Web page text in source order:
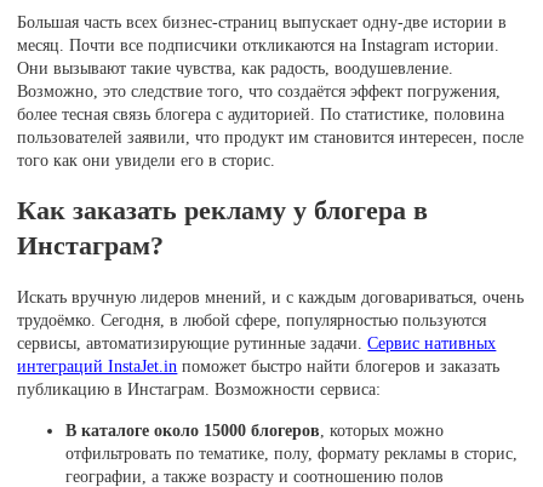
Большая часть всех бизнес-страниц выпускает одну-две истории в
месяц. Почти все подписчики откликаются на Instagram истории.
Они вызывают такие чувства, как радость, воодушевление.
Возможно, это следствие того, что создаётся эффект погружения,
более тесная связь блогера с аудиторией. По статистике, половина
пользователей заявили, что продукт им становится интересен, после
того как они увидели его в сторис.
Как заказать рекламу у блогера в
Инстаграм?
Искать вручную лидеров мнений, и с каждым договариваться, очень
трудоёмко. Сегодня, в любой сфере, популярностью пользуются
сервисы, автоматизирующие рутинные задачи.Сервис нативных
интеграций InstaJet.in поможет быстро найти блогеров и заказать
публикацию в Инстаграм. Возможности сервиса:
В каталоге около 15000 блогеров , которых можно
отфильтровать по тематике, полу, формату рекламы в сторис,
географии, а также возрасту и соотношению полов